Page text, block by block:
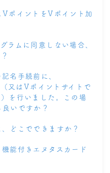
ポイントをVポイント加
ラムに同意しない場合、
名手続前に、
又はVポイントサイトで
を行いました。この場
いですか？
どこでできますか？
能付きエヌタスカード